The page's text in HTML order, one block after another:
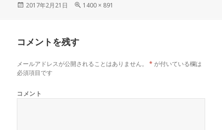
投
2017年2月21日
フ
1400 × 891
コメントを残す
メールアドレスが公開されることはありません。 * が付いている欄は
必須項目です
コメント